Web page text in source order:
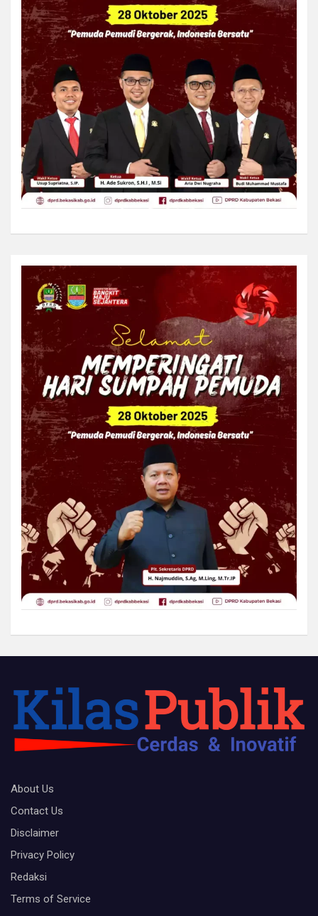
About Us
Contact Us
Disclaimer
Privacy Policy
Redaksi
Terms of Service